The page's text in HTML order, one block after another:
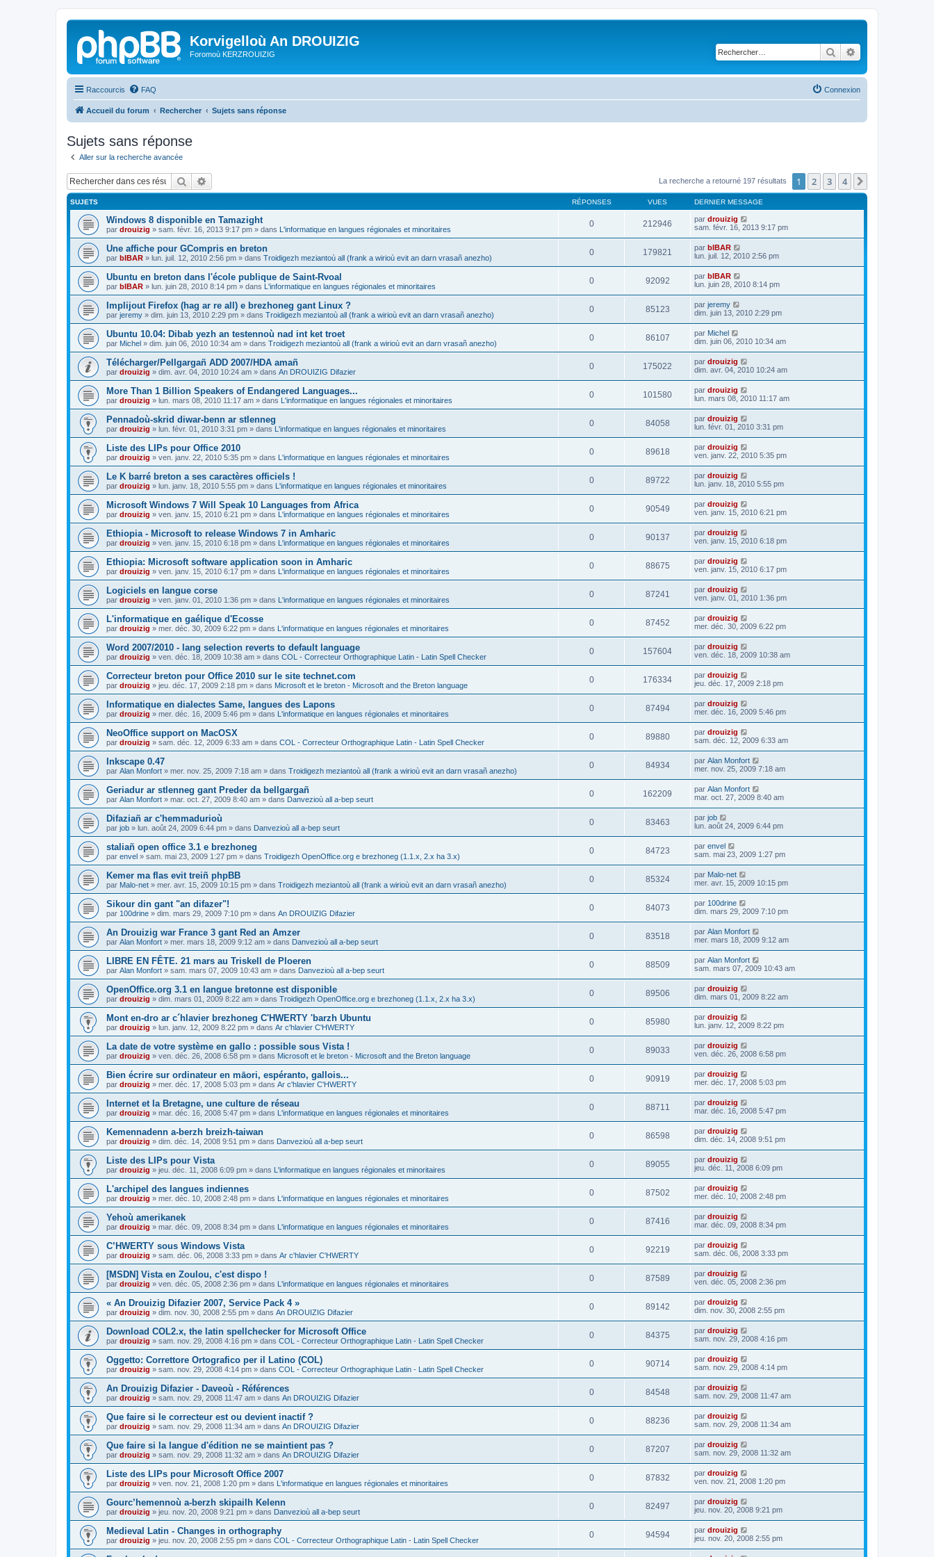
Korvigelloù An DROUIZIG
Foromoù KERZROUIZIG Rechercher
Raccourcis FAQ Connexion
Accueil du forum Rechercher Sujets sans réponse
Sujets sans réponse
Aller sur la recherche avancée
Rechercher La recherche a retourné 197 résultats 1 2 3 4
SUJETS RÉPONSES VUES DERNIER MESSAGE
Windows 8 disponible en Tamazight
par drouizig » sam. févr. 16, 2013 9:17 pm » dans L'informatique en langues régionales et minoritaires
0 212946 par drouizig
sam. févr. 16, 2013 9:17 pm
Une affiche pour GCompris en breton
par bIBAR » lun. juil. 12, 2010 2:56 pm » dans Troidigezh meziantoù all (frank a wirioù evit an darn vrasañ anezho)
0 179821 par bIBAR
lun. juil. 12, 2010 2:56 pm
Ubuntu en breton dans l'école publique de Saint-Rvoal
par bIBAR » lun. juin 28, 2010 8:14 pm » dans L'informatique en langues régionales et minoritaires
0 92092 par bIBAR
lun. juin 28, 2010 8:14 pm
Implijout Firefox (hag ar re all) e brezhoneg gant Linux ?
par jeremy » dim. juin 13, 2010 2:29 pm » dans Troidigezh meziantoù all (frank a wirioù evit an darn vrasañ anezho)
0 85123 par jeremy
dim. juin 13, 2010 2:29 pm
Ubuntu 10.04: Dibab yezh an testennoù nad int ket troet
par Michel » dim. juin 06, 2010 10:34 am » dans Troidigezh meziantoù all (frank a wirioù evit an darn vrasañ anezho)
0 86107 par Michel
dim. juin 06, 2010 10:34 am
Télécharger/Pellgargañ ADD 2007/HDA amañ
par drouizig » dim. avr. 04, 2010 10:24 am » dans An DROUIZIG Difazier
0 175022 par drouizig
dim. avr. 04, 2010 10:24 am
More Than 1 Billion Speakers of Endangered Languages...
par drouizig » lun. mars 08, 2010 11:17 am » dans L'informatique en langues régionales et minoritaires
0 101580 par drouizig
lun. mars 08, 2010 11:17 am
Pennadoù-skrid diwar-benn ar stlenneg
par drouizig » lun. févr. 01, 2010 3:31 pm » dans L'informatique en langues régionales et minoritaires
0 84058 par drouizig
lun. févr. 01, 2010 3:31 pm
Liste des LIPs pour Office 2010
par drouizig » ven. janv. 22, 2010 5:35 pm » dans L'informatique en langues régionales et minoritaires
0 89618 par drouizig
ven. janv. 22, 2010 5:35 pm
Le K barré breton a ses caractères officiels !
par drouizig » lun. janv. 18, 2010 5:55 pm » dans L'informatique en langues régionales et minoritaires
0 89722 par drouizig
lun. janv. 18, 2010 5:55 pm
Microsoft Windows 7 Will Speak 10 Languages from Africa
par drouizig » ven. janv. 15, 2010 6:21 pm » dans L'informatique en langues régionales et minoritaires
0 90549 par drouizig
ven. janv. 15, 2010 6:21 pm
Ethiopia - Microsoft to release Windows 7 in Amharic
par drouizig » ven. janv. 15, 2010 6:18 pm » dans L'informatique en langues régionales et minoritaires
0 90137 par drouizig
ven. janv. 15, 2010 6:18 pm
Ethiopia: Microsoft software application soon in Amharic
par drouizig » ven. janv. 15, 2010 6:17 pm » dans L'informatique en langues régionales et minoritaires
0 88675 par drouizig
ven. janv. 15, 2010 6:17 pm
Logiciels en langue corse
par drouizig » ven. janv. 01, 2010 1:36 pm » dans L'informatique en langues régionales et minoritaires
0 87241 par drouizig
ven. janv. 01, 2010 1:36 pm
L'informatique en gaélique d'Ecosse
par drouizig » mer. déc. 30, 2009 6:22 pm » dans L'informatique en langues régionales et minoritaires
0 87452 par drouizig
mer. déc. 30, 2009 6:22 pm
Word 2007/2010 - lang selection reverts to default language
par drouizig » ven. déc. 18, 2009 10:38 am » dans COL - Correcteur Orthographique Latin - Latin Spell Checker
0 157604 par drouizig
ven. déc. 18, 2009 10:38 am
Correcteur breton pour Office 2010 sur le site technet.com
par drouizig » jeu. déc. 17, 2009 2:18 pm » dans Microsoft et le breton - Microsoft and the Breton language
0 176334 par drouizig
jeu. déc. 17, 2009 2:18 pm
Informatique en dialectes Same, langues des Lapons
par drouizig » mer. déc. 16, 2009 5:46 pm » dans L'informatique en langues régionales et minoritaires
0 87494 par drouizig
mer. déc. 16, 2009 5:46 pm
NeoOffice support on MacOSX
par drouizig » sam. déc. 12, 2009 6:33 am » dans COL - Correcteur Orthographique Latin - Latin Spell Checker
0 89880 par drouizig
sam. déc. 12, 2009 6:33 am
Inkscape 0.47
par Alan Monfort » mer. nov. 25, 2009 7:18 am » dans Troidigezh meziantoù all (frank a wirioù evit an darn vrasañ anezho)
0 84934 par Alan Monfort
mer. nov. 25, 2009 7:18 am
Geriadur ar stlenneg gant Preder da bellgargañ
par Alan Monfort » mar. oct. 27, 2009 8:40 am » dans Danvezioù all a-bep seurt
0 162209 par Alan Monfort
mar. oct. 27, 2009 8:40 am
Difaziañ ar c'hemmadurioù
par job » lun. août 24, 2009 6:44 pm » dans Danvezioù all a-bep seurt
0 83463 par job
lun. août 24, 2009 6:44 pm
staliañ open office 3.1 e brezhoneg
par envel » sam. mai 23, 2009 1:27 pm » dans Troidigezh OpenOffice.org e brezhoneg (1.1.x, 2.x ha 3.x)
0 84723 par envel
sam. mai 23, 2009 1:27 pm
Kemer ma flas evit treiñ phpBB
par Malo-net » mer. avr. 15, 2009 10:15 pm » dans Troidigezh meziantoù all (frank a wirioù evit an darn vrasañ anezho)
0 85324 par Malo-net
mer. avr. 15, 2009 10:15 pm
Sikour din gant "an difazer"!
par 100drine » dim. mars 29, 2009 7:10 pm » dans An DROUIZIG Difazier
0 84073 par 100drine
dim. mars 29, 2009 7:10 pm
An Drouizig war France 3 gant Red an Amzer
par Alan Monfort » mer. mars 18, 2009 9:12 am » dans Danvezioù all a-bep seurt
0 83518 par Alan Monfort
mer. mars 18, 2009 9:12 am
LIBRE EN FÊTE. 21 mars au Triskell de Ploeren
par Alan Monfort » sam. mars 07, 2009 10:43 am » dans Danvezioù all a-bep seurt
0 88509 par Alan Monfort
sam. mars 07, 2009 10:43 am
OpenOffice.org 3.1 en langue bretonne est disponible
par drouizig » dim. mars 01, 2009 8:22 am » dans Troidigezh OpenOffice.org e brezhoneg (1.1.x, 2.x ha 3.x)
0 89506 par drouizig
dim. mars 01, 2009 8:22 am
Mont en-dro ar c´hlavier brezhoneg C'HWERTY 'barzh Ubuntu
par drouizig » lun. janv. 12, 2009 8:22 pm » dans Ar c'hlavier C'HWERTY
0 85980 par drouizig
lun. janv. 12, 2009 8:22 pm
La date de votre système en gallo : possible sous Vista !
par drouizig » ven. déc. 26, 2008 6:58 pm » dans Microsoft et le breton - Microsoft and the Breton language
0 89033 par drouizig
ven. déc. 26, 2008 6:58 pm
Bien écrire sur ordinateur en māori, espéranto, gallois...
par drouizig » mer. déc. 17, 2008 5:03 pm » dans Ar c'hlavier C'HWERTY
0 90919 par drouizig
mer. déc. 17, 2008 5:03 pm
Internet et la Bretagne, une culture de réseau
par drouizig » mar. déc. 16, 2008 5:47 pm » dans L'informatique en langues régionales et minoritaires
0 88711 par drouizig
mar. déc. 16, 2008 5:47 pm
Kemennadenn a-berzh breizh-taiwan
par drouizig » dim. déc. 14, 2008 9:51 pm » dans Danvezioù all a-bep seurt
0 86598 par drouizig
dim. déc. 14, 2008 9:51 pm
Liste des LIPs pour Vista
par drouizig » jeu. déc. 11, 2008 6:09 pm » dans L'informatique en langues régionales et minoritaires
0 89055 par drouizig
jeu. déc. 11, 2008 6:09 pm
L'archipel des langues indiennes
par drouizig » mer. déc. 10, 2008 2:48 pm » dans L'informatique en langues régionales et minoritaires
0 87502 par drouizig
mer. déc. 10, 2008 2:48 pm
Yehoù amerikanek
par drouizig » mar. déc. 09, 2008 8:34 pm » dans L'informatique en langues régionales et minoritaires
0 87416 par drouizig
mar. déc. 09, 2008 8:34 pm
C’HWERTY sous Windows Vista
par drouizig » sam. déc. 06, 2008 3:33 pm » dans Ar c'hlavier C'HWERTY
0 92219 par drouizig
sam. déc. 06, 2008 3:33 pm
[MSDN] Vista en Zoulou, c'est dispo !
par drouizig » ven. déc. 05, 2008 2:36 pm » dans L'informatique en langues régionales et minoritaires
0 87589 par drouizig
ven. déc. 05, 2008 2:36 pm
« An Drouizig Difazier 2007, Service Pack 4 »
par drouizig » dim. nov. 30, 2008 2:55 pm » dans An DROUIZIG Difazier
0 89142 par drouizig
dim. nov. 30, 2008 2:55 pm
Download COL2.x, the latin spellchecker for Microsoft Office
par drouizig » sam. nov. 29, 2008 4:16 pm » dans COL - Correcteur Orthographique Latin - Latin Spell Checker
0 84375 par drouizig
sam. nov. 29, 2008 4:16 pm
Oggetto: Correttore Ortografico per il Latino (COL)
par drouizig » sam. nov. 29, 2008 4:14 pm » dans COL - Correcteur Orthographique Latin - Latin Spell Checker
0 90714 par drouizig
sam. nov. 29, 2008 4:14 pm
An Drouizig Difazier - Daveoù - Références
par drouizig » sam. nov. 29, 2008 11:47 am » dans An DROUIZIG Difazier
0 84548 par drouizig
sam. nov. 29, 2008 11:47 am
Que faire si le correcteur est ou devient inactif ?
par drouizig » sam. nov. 29, 2008 11:34 am » dans An DROUIZIG Difazier
0 88236 par drouizig
sam. nov. 29, 2008 11:34 am
Que faire si la langue d'édition ne se maintient pas ?
par drouizig » sam. nov. 29, 2008 11:32 am » dans An DROUIZIG Difazier
0 87207 par drouizig
sam. nov. 29, 2008 11:32 am
Liste des LIPs pour Microsoft Office 2007
par drouizig » ven. nov. 21, 2008 1:20 pm » dans L'informatique en langues régionales et minoritaires
0 87832 par drouizig
ven. nov. 21, 2008 1:20 pm
Gourc’hemennoù a-berzh skipailh Kelenn
par drouizig » jeu. nov. 20, 2008 9:21 pm » dans Danvezioù all a-bep seurt
0 82497 par drouizig
jeu. nov. 20, 2008 9:21 pm
Medieval Latin - Changes in orthography
par drouizig » jeu. nov. 20, 2008 2:55 pm » dans COL - Correcteur Orthographique Latin - Latin Spell Checker
0 94594 par drouizig
jeu. nov. 20, 2008 2:55 pm